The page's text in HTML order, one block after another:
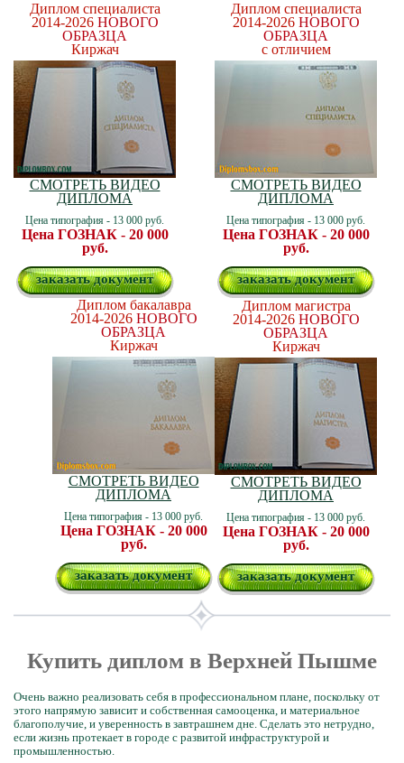
Диплом специалиста
2014-2026 НОВОГО
ОБРАЗЦА
Киржач
СМОТРЕТЬ ВИДЕО
ДИПЛОМА
Цена типография - 13 000 руб.
Цена ГОЗНАК - 20 000
руб.
заказать документ
Диплом специалиста
2014-2026 НОВОГО
ОБРАЗЦА
с отличием
СМОТРЕТЬ ВИДЕО
ДИПЛОМА
Цена типография - 13 000 руб.
Цена ГОЗНАК - 20 000
руб.
заказать документ
Диплом бакалавра
2014-2026 НОВОГО
ОБРАЗЦА
Киржач
СМОТРЕТЬ ВИДЕО
ДИПЛОМА
Цена типография - 13 000 руб.
Цена ГОЗНАК - 20 000
руб.
заказать документ
Диплом магистра
2014-2026 НОВОГО
ОБРАЗЦА
Киржач
СМОТРЕТЬ ВИДЕО
ДИПЛОМА
Цена типография - 13 000 руб.
Цена ГОЗНАК - 20 000
руб.
заказать документ
Купить диплом в Верхней Пышме
Очень важно реализовать себя в профессиональном плане, поскольку от
этого напрямую зависит и собственная самооценка, и материальное
благополучие, и уверенность в завтрашнем дне. Сделать это нетрудно,
если жизнь протекает в городе с развитой инфраструктурой и
промышленностью.